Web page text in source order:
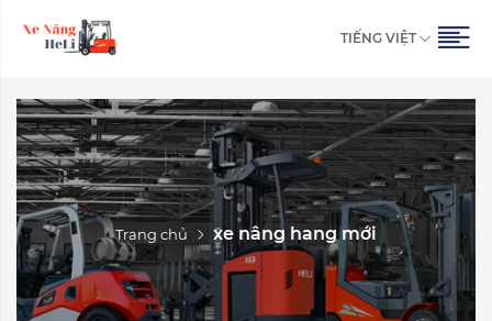
TIẾNG VIỆT
Trang chủ xe nâng hang mới